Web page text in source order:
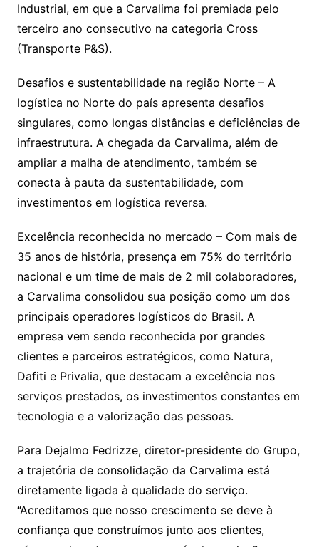
Industrial, em que a Carvalima foi premiada pelo
terceiro ano consecutivo na categoria Cross
(Transporte P&S).
Desafios e sustentabilidade na região Norte – A
logística no Norte do país apresenta desafios
singulares, como longas distâncias e deficiências de
infraestrutura. A chegada da Carvalima, além de
ampliar a malha de atendimento, também se
conecta à pauta da sustentabilidade, com
investimentos em logística reversa.
Excelência reconhecida no mercado – Com mais de
35 anos de história, presença em 75% do território
nacional e um time de mais de 2 mil colaboradores,
a Carvalima consolidou sua posição como um dos
principais operadores logísticos do Brasil. A
empresa vem sendo reconhecida por grandes
clientes e parceiros estratégicos, como Natura,
Dafiti e Privalia, que destacam a excelência nos
serviços prestados, os investimentos constantes em
tecnologia e a valorização das pessoas.
Para Dejalmo Fedrizze, diretor-presidente do Grupo,
a trajetória de consolidação da Carvalima está
diretamente ligada à qualidade do serviço.
“Acreditamos que nosso crescimento se deve à
confiança que construímos junto aos clientes,